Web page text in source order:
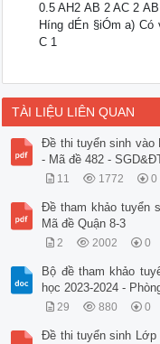
0.5 AH2 AB 2 AC 2
H­íng dÉn §iÓm a)
C 1
TÀI LIỆU LIÊN QUAN
Đề thi tuyển sinh vào
- Mã đề 482 -
11 1772 0
Đề tham khảo tuyển
Mã đề Quận 8-3
2 2002 0
Bộ đề tham khảo
học 2023-2024 -
29 880 0
Đề thi tuyển sinh Lớp